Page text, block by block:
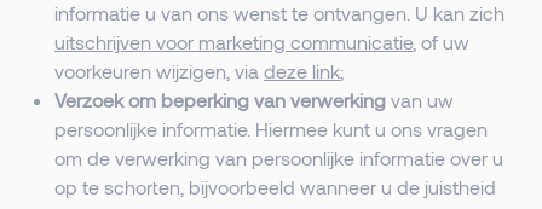
informatie u van ons wenst te ontvangen. U kan zich
uitschrijven voor marketing communicatie, of uw
voorkeuren wijzigen, via deze link;
Verzoek om beperking van verwerking van uw
persoonlijke informatie. Hiermee kunt u ons vragen
om de verwerking van persoonlijke informatie over u
op te schorten, bijvoorbeeld wanneer u de juistheid